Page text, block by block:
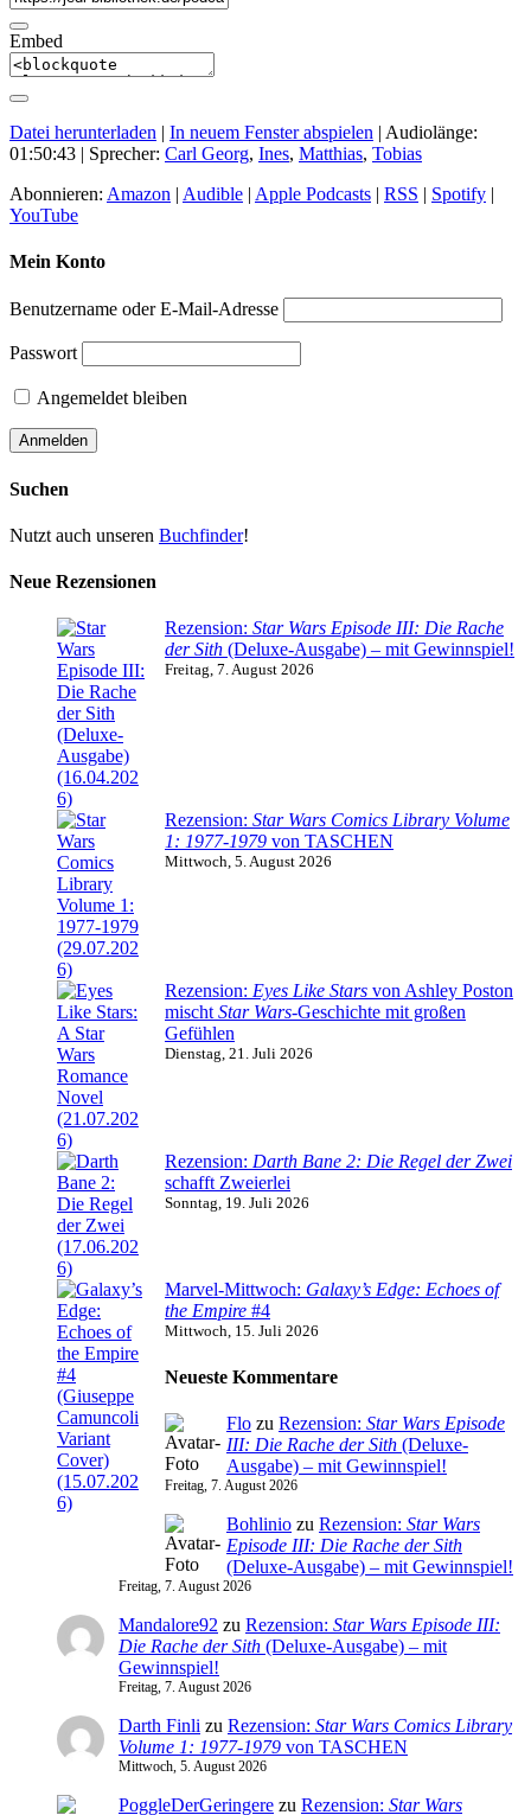
Embed
Datei herunterladen | In neuem Fenster abspielen | Audiolänge:
01:50:43 | Sprecher: Carl Georg, Ines, Matthias, Tobias
Abonnieren: Amazon | Audible | Apple Podcasts | RSS | Spotify |
YouTube
Mein Konto
Benutzername oder E-Mail-Adresse
Passwort
Angemeldet bleiben
Suchen
Nutzt auch unseren Buchfinder!
Neue Rezensionen
Rezension: Star Wars Episode III: Die Rache
der Sith (Deluxe-Ausgabe) – mit Gewinnspiel!
Freitag, 7. August 2026
Rezension: Star Wars Comics Library Volume
1: 1977-1979 von TASCHEN
Mittwoch, 5. August 2026
Rezension: Eyes Like Stars von Ashley Poston
mischtStar Wars-Geschichte mit großen
Gefühlen
Dienstag, 21. Juli 2026
Rezension: Darth Bane 2: Die Regel der Zwei
schafft Zweierlei
Sonntag, 19. Juli 2026
Marvel-Mittwoch: Galaxy’s Edge: Echoes of
the Empire #4
Mittwoch, 15. Juli 2026
Neueste Kommentare
Flo zu Rezension: Star Wars Episode
III: Die Rache der Sith (Deluxe-
Ausgabe) – mit Gewinnspiel!
Freitag, 7. August 2026
Bohlinio zu Rezension: Star Wars
Episode III: Die Rache der Sith
(Deluxe-Ausgabe) – mit Gewinnspiel!
Freitag, 7. August 2026
Mandalore92 zu Rezension: Star Wars Episode III:
Die Rache der Sith (Deluxe-Ausgabe) – mit
Gewinnspiel!
Freitag, 7. August 2026
Darth Finli zu Rezension: Star Wars Comics Library
Volume 1: 1977-1979 von TASCHEN
Mittwoch, 5. August 2026
PoggleDerGeringere zu Rezension: Star Wars